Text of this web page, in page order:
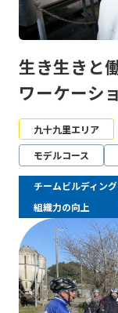
生き生きと
ワーケーシ
九十九里エリア
モデルコース
チームビルディング
組織力の向上